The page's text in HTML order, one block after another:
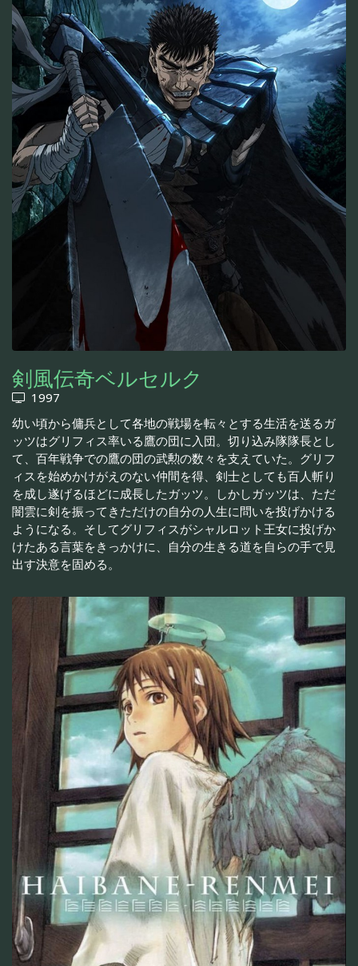
剣風伝奇ベルセルク
1997
幼い頃から傭兵として各地の戦場を転々とする生活を送るガ
ッツはグリフィス率いる鷹の団に入団。切り込み隊隊長とし
て、百年戦争での鷹の団の武勲の数々を支えていた。グリフ
ィスを始めかけがえのない仲間を得、剣士としても百人斬り
を成し遂げるほどに成長したガッツ。しかしガッツは、ただ
闇雲に剣を振ってきただけの自分の人生に問いを投げかける
ようになる。そしてグリフィスがシャルロット王女に投げか
けたある言葉をきっかけに、自分の生きる道を自らの手で見
出す決意を固める。